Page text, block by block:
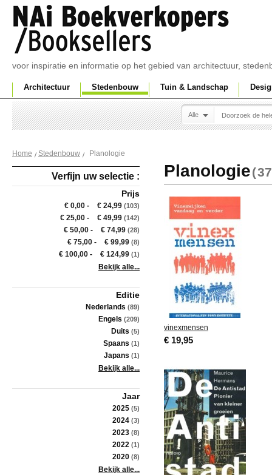
voor inspiratie en informatie op het gebied van architectuur,
Architectuur Stedenbouw Tuin & Landschap
Alle
Home Stedenbouw Planologie
Verfijn uw selectie :
Prijs
€ 0,00 - € 24,99 (103)
€ 25,00 - € 49,99 (142)
€ 50,00 - € 74,99 (28)
€ 75,00 - € 99,99 (8)
€ 100,00 - € 124,99 (1)
Bekijk alle...
Editie
Nederlands (89)
Engels (209)
Duits (5)
Spaans (1)
Japans (1)
Bekijk alle...
Jaar
2025 (5)
2024 (3)
2023 (8)
2022 (1)
2020 (8)
Bekijk alle...
Planologie(
vinexmensen
€ 19,95